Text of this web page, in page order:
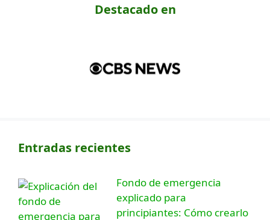
Destacado en
Entradas recientes
Fondo de emergencia
explicado para
principiantes: Cómo crearlo